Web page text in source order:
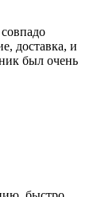
доставка, и
был очень